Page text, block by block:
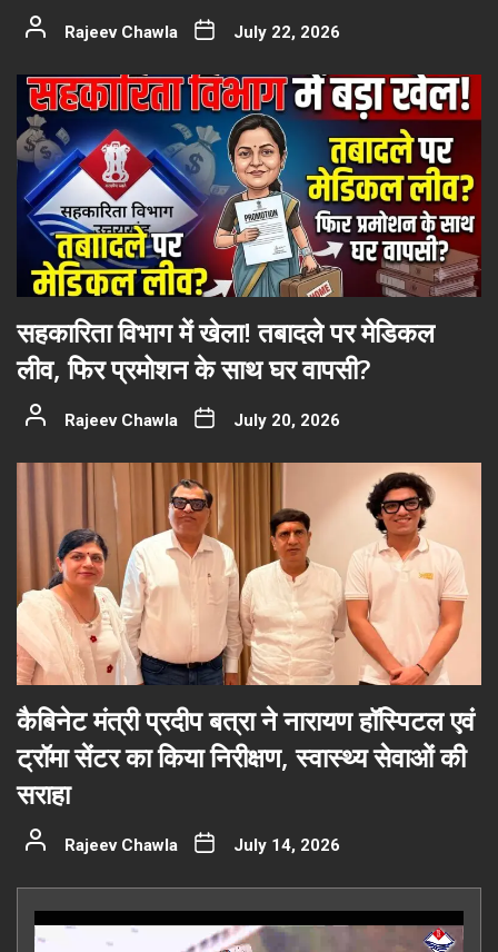
Rajeev Chawla July 22, 2026
सहकारिता विभाग में खेला! तबादले पर मेडिकल
लीव, फिर प्रमोशन के साथ घर वापसी?
Rajeev Chawla July 20, 2026
कैबिनेट मंत्री प्रदीप बत्रा ने नारायण हॉस्पिटल एवं
ट्रॉमा सेंटर का किया निरीक्षण, स्वास्थ्य सेवाओं की
सराहा
Rajeev Chawla July 14, 2026